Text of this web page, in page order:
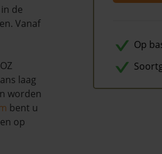
de
Vanaf
laag
worden
bent u
op
Op